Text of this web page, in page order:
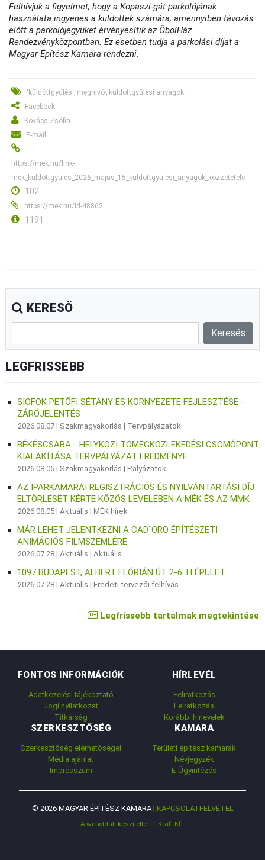
Felhívjuk a figyelmet, hogy a Kopaszi-gát parkolójának
használata ingyenes a küldöttek számára, amennyiben távozás
előtt a parkolójegyüket érvényesítik az ÖbölHáz
Rendezvényközpontban. Ez esetben tudja a parkolási díjat a
Magyar Építész Kamara rendezni.
'küldöttgyűlés','meghívó','küldöttgyűlési anyagok'
Facebook
Kovács Zsófia
E-mail
https://mek.hu/link-
mek_kuldottgyules_2026_majus_15_kuldottgyulesi_anyagok_kozzetetele
102
https://mek.hu/id-48862
1191
KERESŐ
LEGFRISSEBB
SIÓFOK PETŐFI SÉTÁNY ÉS KÖRNYEZETE FEJLESZTÉSE -
ZÁRÓJELENTÉS
2026.08.07 | Szakmagyakorlás | Tervpályázatok
BÉKÉSCSABA - HELYKÖZI TÖMEGKÖZLEKEDÉSI CSOMÓPONT
KIALAKÍTÁSA TERVPÁLYÁZAT EREDMÉNYE
2026.08.05 | Szakmagyakorlás |Pályázatok
AZ IPARKAMARAI REGISZTRÁCIÓS ÉS NYILVÁNTARTÁSI DÍJ
ELTÖRLÉSÉT KÉRTE KÖZÖS LEVELÉBEN A MÉK ÉS AZ MMK
2026.08.05 |Aktuális |MÉK hírek
MÁR LEHET JELENTKEZNI A CAD`ORO ÉPÍTÉSZETI
ANIMÁCIÓS FILMSZEMLÉRE
2026.07.28 |Aktuális |Aktuális
1097 BUDAPEST, ALBERT FLÓRIÁN ÚT 2-6. H ÉPÜLET
2026.07.28 |Aktuális |Eredeti tervezői felhívás
Legfrissebb tartalmak megtekintése
FONTOS INFORMÁCIÓK
Adatkezelési tájékoztató
Jogi nyilatkozat
Titkárság
HÍRLEVÉL
Feliratkozás
Leiratkozás
Korábbi hírlevelek
SZERKESZTŐSÉG
Szerkesztőség elérhetőségei
Média ajánlat
Impresszum
KAMARA
Területi építész kamarák
Névjegyzék
E-Ügyintézés
© 2026 MAGYAR ÉPÍTÉSZ KAMARA | KAPCSOLATFELVÉTEL
A weboldalt készítette: IT Kraft Kft.